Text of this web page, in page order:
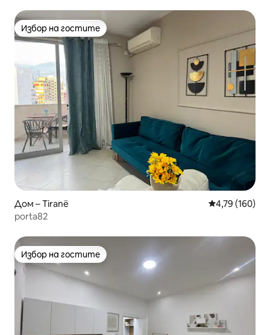
Избор на гостите
Избор на гостите
Дом – Tiranë Средна
4,79 (160)
porta82
Избор на гостите
Избор на гостите